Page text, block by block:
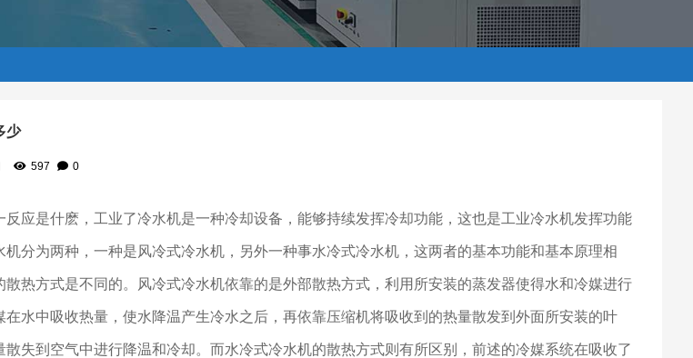
少
597 0
反应是什麽， 工业了冷水机是一种冷却设备，能够持续发挥冷却功能，这也是工业冷水机发挥功能
机分为两种，一种是风冷式冷水机，另外一种事水冷式冷水机，这两者的基本功能和基本原理相
散热方式是不同的。风冷式冷水机依靠的是外部散热方式，利用所安装的蒸发器使得水和冷媒进行
水中吸收热量，使水降温产生冷水之后，再依靠压缩机将吸收到的热量散发到外面所安装的叶
散失到空气中进行降温和冷却。而水冷式冷水机的散热方式则有所区别，前述的冷媒系统在吸收了